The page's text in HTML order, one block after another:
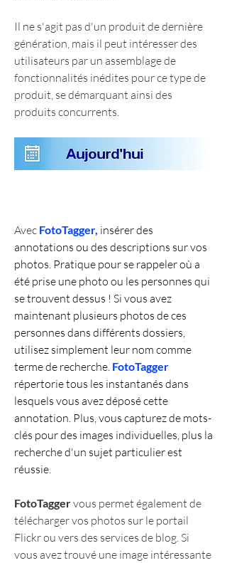
Il ne s'agit pas d'un produit de dernière
génération, mais il peut intéresser des
utilisateurs par un assemblage de
fonctionnalités inédites pour ce type de
produit, se démarquant ainsi des
produits concurrents.
Avec FotoTagger, insérer des
annotations ou des descriptions sur vos
photos. Pratique pour se rappeler où a
été prise une photo ou les personnes qui
se trouvent dessus ! Si vous avez
maintenant plusieurs photos de ces
personnes dans différents dossiers,
utilisez simplement leur nom comme
terme de recherche. FotoTagger
répertorie tous les instantanés dans
lesquels vous avez déposé cette
annotation. Plus, vous capturez de mots-
clés pour des images individuelles, plus la
recherche d'un sujet particulier est
réussie.
FotoTagger vous permet également de
télécharger vos photos sur le portail
Flickr ou vers des services de blog. Si
vous avez trouvé une image intéressante